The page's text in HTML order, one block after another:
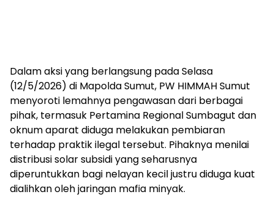
Dalam aksi yang berlangsung pada Selasa
(12/5/2026) di Mapolda Sumut, PW HIMMAH Sumut
menyoroti lemahnya pengawasan dari berbagai
pihak, termasuk Pertamina Regional Sumbagut dan
oknum aparat diduga melakukan pembiaran
terhadap praktik ilegal tersebut. Pihaknya menilai
distribusi solar subsidi yang seharusnya
diperuntukkan bagi nelayan kecil justru diduga kuat
dialihkan oleh jaringan mafia minyak.